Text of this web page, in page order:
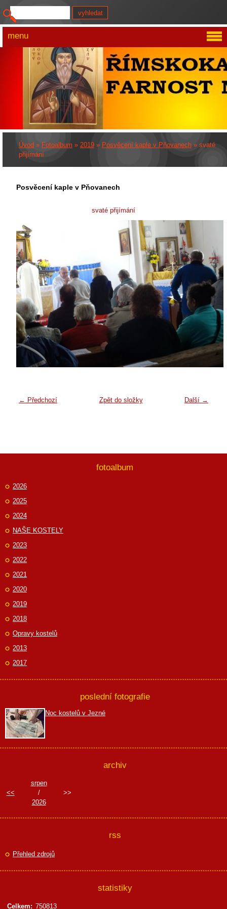
Úvod » Fotoalbum » 2019 » Posvěcení kaple v Pňovanech » svaté
přijímání
Posvěcení kaple v Pňovanech
svaté přijímání
← Předchozí Další →
Zpět do složky
menu
fotoalbum
2026
2025
2024
NAŠE KOSTELY
2023
2022
2021
2020
2019
2018
Opravy kostelů
2013
2017
poslední fotografie
Noc kostelů v Jezné
archiv
<<
srpen
/
2026
>>
rss
Přehled zdrojů
statistiky
Celkem: 750813